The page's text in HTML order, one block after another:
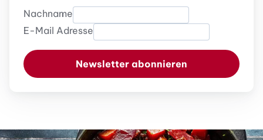
Nachname
E-Mail Adresse
Newsletter abonnieren